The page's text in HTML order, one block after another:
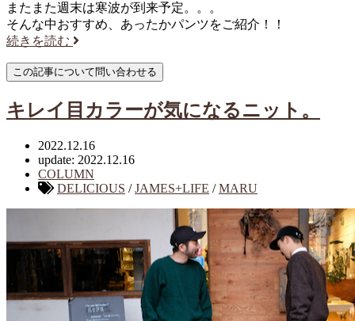
またまた週末は寒波が到来予定。。。
そんな中おすすめ、あったかパンツをご紹介！！
続きを読む
キレイ目カラーが気になるニット。
2022.12.16
update: 2022.12.16
COLUMN
DELICIOUS /JAMES+LIFE /MARU